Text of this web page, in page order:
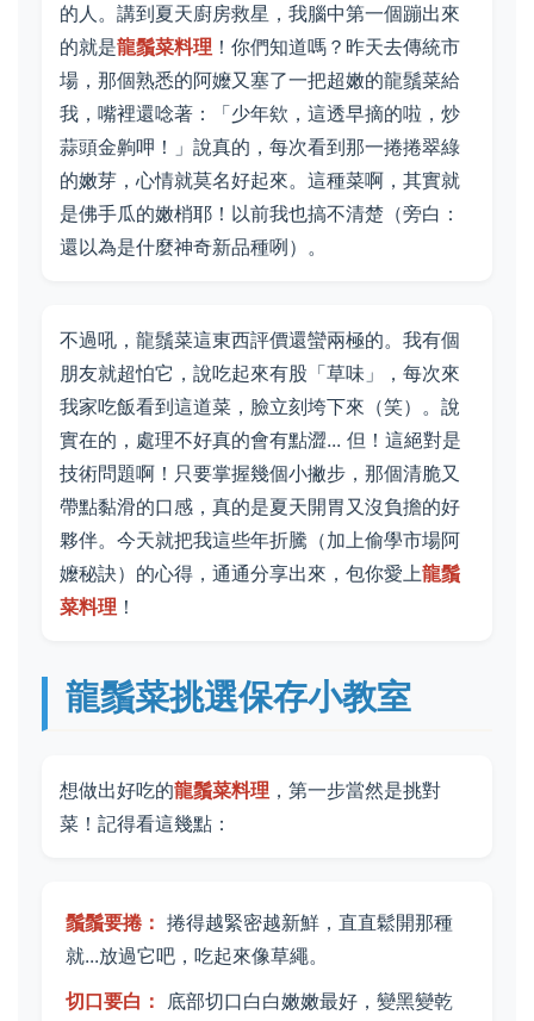
的人。講到夏天廚房救星，我腦中第一個蹦出來
的就是龍鬚菜料理 ！你們知道嗎？昨天去傳統市
場，那個熟悉的阿嬤又塞了一把超嫩的龍鬚菜給
我，嘴裡還唸著：「少年欸，這透早摘的啦，炒
蒜頭金齁呷！」說真的，每次看到那一捲捲翠綠
的嫩芽，心情就莫名好起來。這種菜啊，其實就
是佛手瓜的嫩梢耶！以前我也搞不清楚（旁白：
還以為是什麼神奇新品種咧）。
不過吼，龍鬚菜這東西評價還蠻兩極的。我有個
朋友就超怕它，說吃起來有股「草味」，每次來
我家吃飯看到這道菜，臉立刻垮下來（笑）。說
實在的，處理不好真的會有點澀... 但！這絕對是
技術問題啊！只要掌握幾個小撇步，那個清脆又
帶點黏滑的口感，真的是夏天開胃又沒負擔的好
夥伴。今天就把我這些年折騰（加上偷學市場阿
嬤秘訣）的心得，通通分享出來，包你愛上龍鬚
菜料理 ！
龍鬚菜挑選保存小教室
想做出好吃的龍鬚菜料理 ，第一步當然是挑對
菜！記得看這幾點：
鬚鬚要捲： 捲得越緊密越新鮮，直直鬆開那種
就...放過它吧，吃起來像草繩。
切口要白： 底部切口白白嫩嫩最好，變黑變乾